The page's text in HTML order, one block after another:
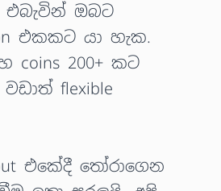
ඔබට
එකකට යා හැක.
200+ කට
flexible
එකේදී තෝරාගෙන